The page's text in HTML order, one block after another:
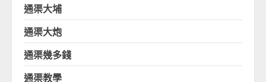
通渠大埔
通渠大炮
通渠幾多錢
通渠教學